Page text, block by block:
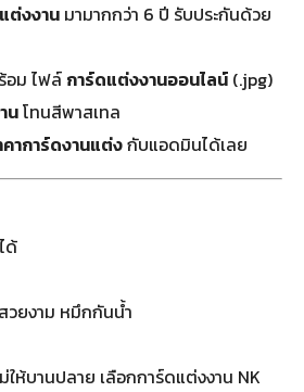
ต่งงาน มามากกว่า 6 ปี รับประกันด้วย
อม ไฟล์ การ์ดแต่งงานออนไลน์ (.jpg)
นโทนสีพาสเทล
คาการ์ดงานแต่งกับแอดมินได้เลย
ด้
ยงาม หมึกกันน้ำ
ห้บานปลาย เลือกการ์ดแต่งงาน NK